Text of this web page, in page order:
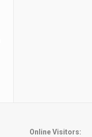
Online Visitors: